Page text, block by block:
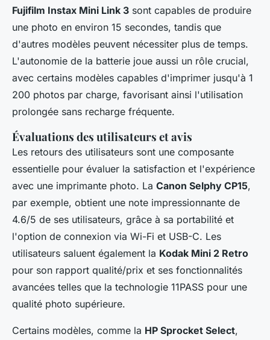
Fujifilm Instax Mini Link 3 sont capables de produire
une photo en environ 15 secondes, tandis que
d'autres modèles peuvent nécessiter plus de temps.
L'autonomie de la batterie joue aussi un rôle crucial,
avec certains modèles capables d'imprimer jusqu'à 1
200 photos par charge, favorisant ainsi l'utilisation
prolongée sans recharge fréquente.
Évaluations des utilisateurs et avis
Les retours des utilisateurs sont une composante
essentielle pour évaluer la satisfaction et l'expérience
avec une imprimante photo. La Canon Selphy CP15,
par exemple, obtient une note impressionnante de
4.6/5 de ses utilisateurs, grâce à sa portabilité et
l'option de connexion via Wi-Fi et USB-C. Les
utilisateurs saluent également la Kodak Mini 2 Retro
pour son rapport qualité/prix et ses fonctionnalités
avancées telles que la technologie 11PASS pour une
qualité photo supérieure.
Certains modèles, comme la HP Sprocket Select,